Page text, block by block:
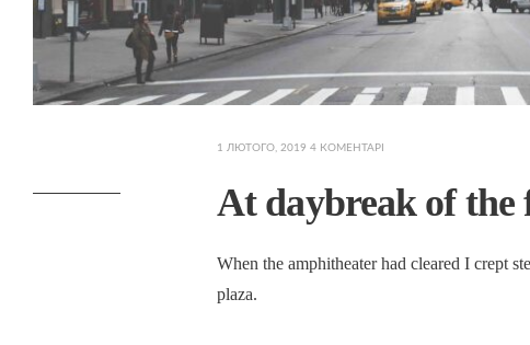
1 ЛЮТОГО, 2019 4 КОМЕНТАРІ
At daybreak of the
When the amphitheater had cleared I crept
plaza.